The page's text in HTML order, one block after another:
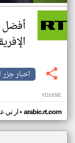
اخبار جزر
YD16SE
ار تي• arabic.rt.com